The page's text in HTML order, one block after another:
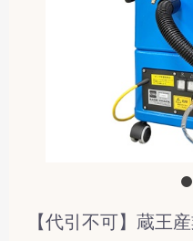
【代引不可】蔵王